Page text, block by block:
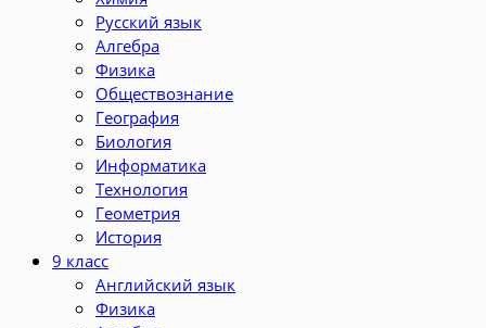
Русский язык
Алгебра
Физика
Обществознание
География
Биология
Информатика
Технология
Геометрия
История
9 класс
Английский язык
Физика